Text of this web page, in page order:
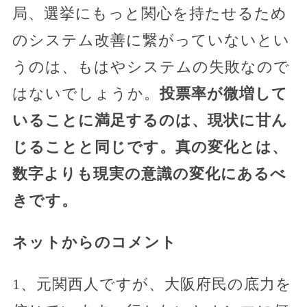
局、選挙にもっと関心を持たせるため
のシステム改善に繋がっていないとい
うのは、もはやシステムの失敗なので
はないでしょうか。投票率が微増して
いることに満足するのは、現状に甘ん
じることと同じです。真の変化とは、
数字よりも現実の意識の変化にあるべ
きです。
ネットからのコメント
1、元関西人ですが、大阪府民の底力を